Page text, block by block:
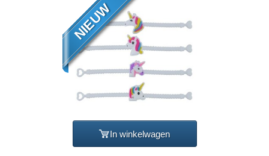
NIEUW
In winkelwagen